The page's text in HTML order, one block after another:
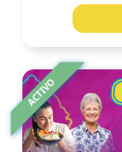
ACTIVO
Image